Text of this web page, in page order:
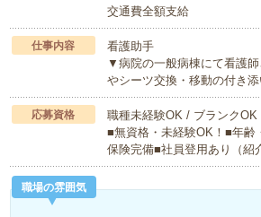
交通費全額支給
仕事内容
看護助手
▼病院の一般病棟にて看護
やシーツ交換・移動の付き
応募資格
職種未経験OK / ブランク
■無資格・未経験OK！■年齢
保険完備■社員登用あり（
職場の雰囲気